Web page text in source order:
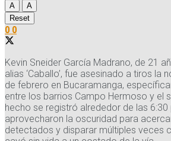
A
A
Reset
0 0
Kevin Sneider García Madrano, de 21
alias ‘Caballo’, fue asesinado a tiros la
de febrero en Bucaramanga,
entre los barrios Campo Hermoso y el
hecho se registró alrededor de las
aprovecharon la oscuridad para
detectados y disparar múltiples veces